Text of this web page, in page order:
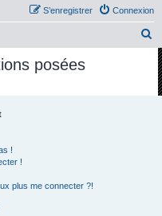
Connexion
S’enregistrer
posées
!
!
plus me connecter ?!